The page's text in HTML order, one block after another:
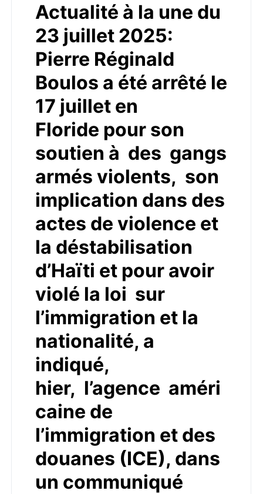
Actualité à la une du
23 juillet 2025:
Pierre Réginald
Boulos a été arrêté le
17 juillet en
Floride pour son
soutien à des gangs
armés violents, son
implication dans des
actes de violence et
la déstabilisation
d’Haïti et pour avoir
violé la loi sur
l’immigration et la
nationalité, a
indiqué,
hier, l’agence améri
caine de
l’immigration et des
douanes (ICE), dans
un communiqué